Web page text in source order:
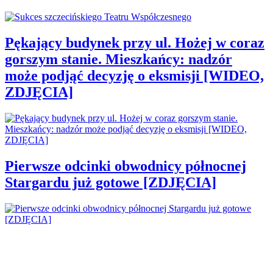
Pękający budynek przy ul. Hożej w coraz
gorszym stanie. Mieszkańcy: nadzór
może podjąć decyzję o eksmisji [WIDEO,
ZDJĘCIA]
Pierwsze odcinki obwodnicy północnej
Stargardu już gotowe [ZDJĘCIA]